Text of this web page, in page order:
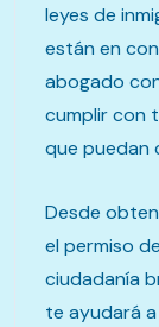
leyes de
están en
abogado
cumplir con
que puedan
Desde
el permiso
ciudadanía
te ayudará